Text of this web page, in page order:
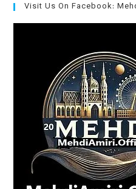
Visit Us On Facebook: